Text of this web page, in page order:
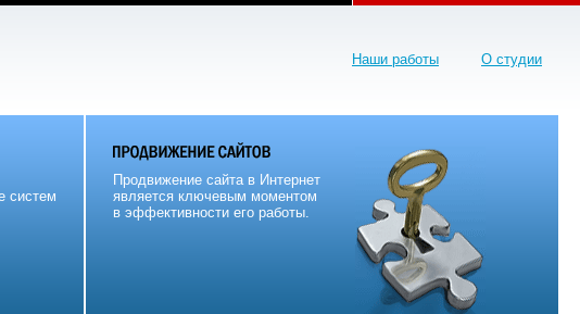
Наши работы О студии
систем
Продвижение сайта в Интернет
является ключевым моментом
в эффективности его работы.